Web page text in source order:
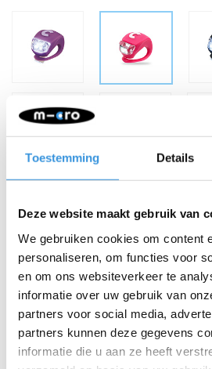
Toestemming Details
Deze website maakt gebruik van
We gebruiken cookies om content
personaliseren, om functies voor
en om ons websiteverkeer te
informatie over uw gebruik van
partners voor social media,
partners kunnen deze gegevens
informatie die u aan ze heeft
Beschrijving
Micro lampjes zijn kleine, vrolijk
stuur van je step (of fiets) kunt vouwen.
sterk LED licht. Regenbestendig en heel
Zorg dat je kind gezien wordt deze